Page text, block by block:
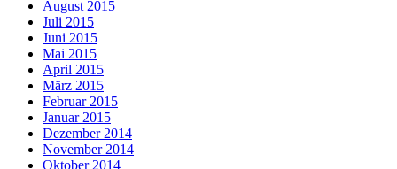
August 2015
Juli 2015
Juni 2015
Mai 2015
April 2015
März 2015
Februar 2015
Januar 2015
Dezember 2014
November 2014
Oktober 2014